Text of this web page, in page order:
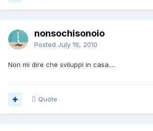
nonsochisonoio
Posted July 19, 2010
Non mi dire che sviluppi in casa....
Quote